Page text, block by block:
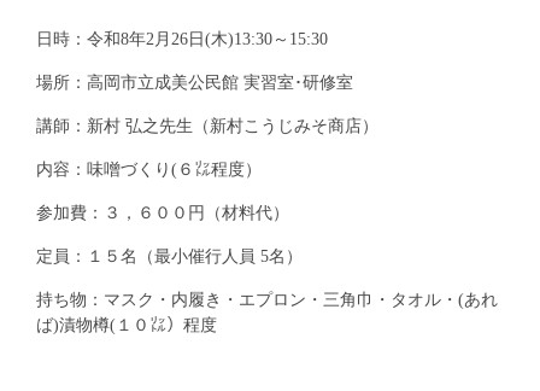
日時：令和8年2月26日(木)13:30～15:30
場所：高岡市立成美公民館 実習室･研修室
講師：新村 弘之先生（新村こうじみそ商店）
内容：味噌づくり(６㍑程度）
参加費：３，６００円（材料代）
定員：１５名（最小催行人員 5名）
持ち物：マスク・内履き・エプロン・三角巾・タオル・(あれ
ば)漬物樽(１０㍑）程度